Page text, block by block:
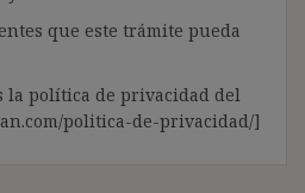
que este trámite pueda
la política de privacidad del
politica-de-privacidad/]